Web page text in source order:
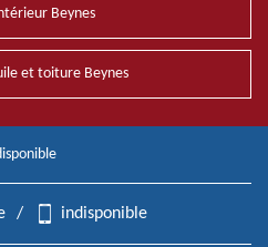
Beynes
et toiture Beynes
/ indisponible